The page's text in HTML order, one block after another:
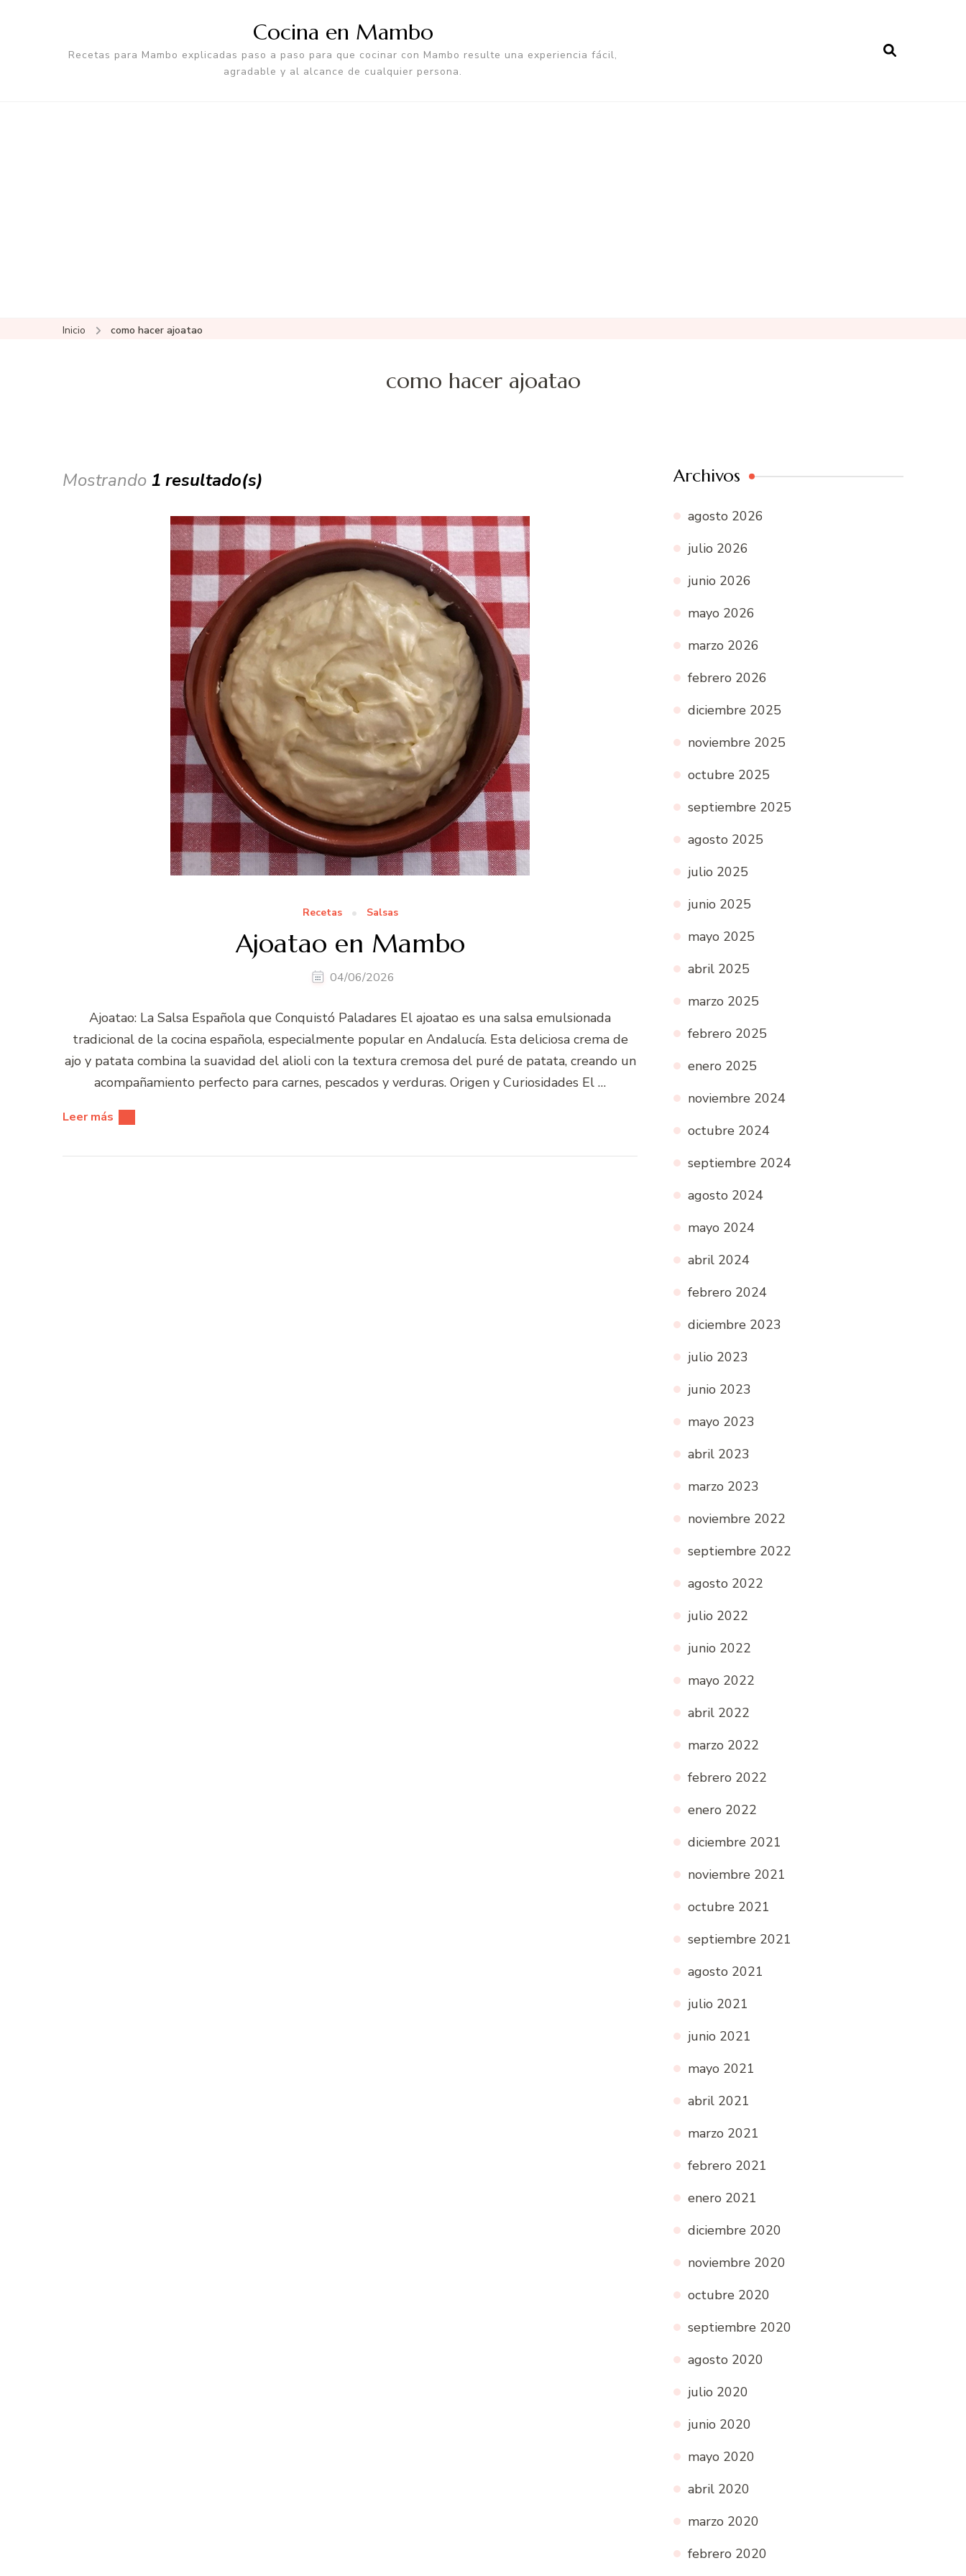
Cocina en Mambo
Recetas para Mambo explicadas paso a paso para que cocinar con Mambo resulte una experiencia fácil,
agradable y al alcance de cualquier persona.
Inicio como hacer ajoatao
como hacer ajoatao
Mostrando 1 resultado(s)
Recetas Salsas
Ajoatao en Mambo
04/06/2026
Ajoatao: La Salsa Española que Conquistó Paladares El ajoatao es una salsa emulsionada
tradicional de la cocina española, especialmente popular en Andalucía. Esta deliciosa crema de
ajo y patata combina la suavidad del alioli con la textura cremosa del puré de patata, creando un
acompañamiento perfecto para carnes, pescados y verduras. Origen y Curiosidades El …
Leer más
Archivos
agosto 2026
julio 2026
junio 2026
mayo 2026
marzo 2026
febrero 2026
diciembre 2025
noviembre 2025
octubre 2025
septiembre 2025
agosto 2025
julio 2025
junio 2025
mayo 2025
abril 2025
marzo 2025
febrero 2025
enero 2025
noviembre 2024
octubre 2024
septiembre 2024
agosto 2024
mayo 2024
abril 2024
febrero 2024
diciembre 2023
julio 2023
junio 2023
mayo 2023
abril 2023
marzo 2023
noviembre 2022
septiembre 2022
agosto 2022
julio 2022
junio 2022
mayo 2022
abril 2022
marzo 2022
febrero 2022
enero 2022
diciembre 2021
noviembre 2021
octubre 2021
septiembre 2021
agosto 2021
julio 2021
junio 2021
mayo 2021
abril 2021
marzo 2021
febrero 2021
enero 2021
diciembre 2020
noviembre 2020
octubre 2020
septiembre 2020
agosto 2020
julio 2020
junio 2020
mayo 2020
abril 2020
marzo 2020
febrero 2020